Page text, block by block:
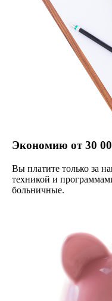
Экономию от 30
Вы платите только за
техникой и
больничные.